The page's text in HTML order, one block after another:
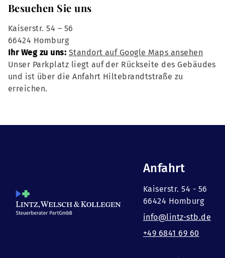
Besuchen Sie uns
Kaiserstr. 54 – 56
66424 Homburg
Ihr Weg zu uns: Standort auf Google Maps ansehen
Unser Parkplatz liegt auf der Rückseite des Gebäudes
und ist über die Anfahrt Hiltebrandtstraße zu
erreichen.
Anfahrt
Kaiserstr. 54 - 56
66424 Homburg
info@lintz-stb.de
+49 6841 69 60